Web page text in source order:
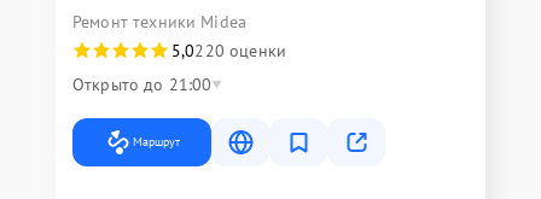
Ремонт техники Midea
5,0220 оценки
Открыто до 21:00
Маршрут